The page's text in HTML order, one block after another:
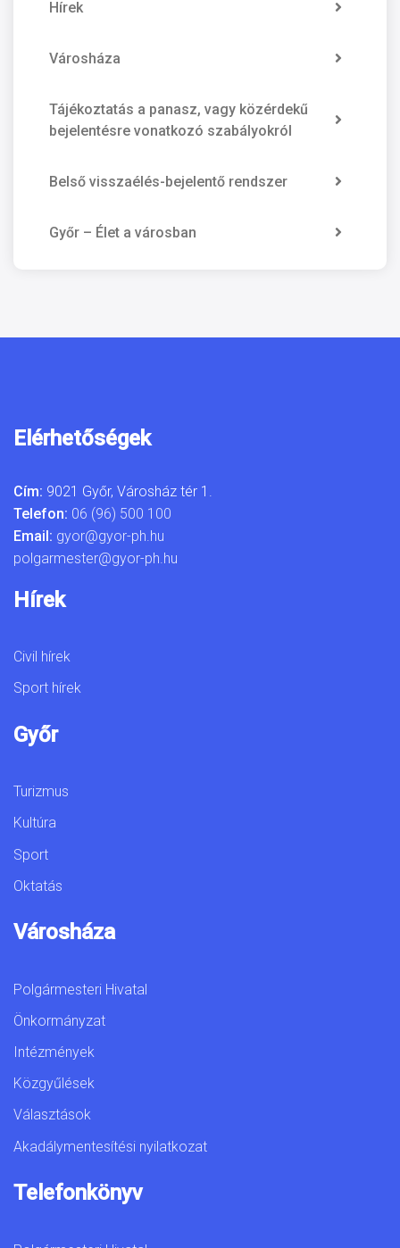
Hírek
Városháza
Tájékoztatás a panasz, vagy közérdekű
bejelentésre vonatkozó szabályokról
Belső visszaélés-bejelentő rendszer
Győr – Élet a városban
Elérhetőségek
Cím: 9021 Győr, Városház tér 1.
Telefon: 06 (96) 500 100
Email: gyor@gyor-ph.hu
polgarmester@gyor-ph.hu
Hírek
Civil hírek
Sport hírek
Győr
Turizmus
Kultúra
Sport
Oktatás
Városháza
Polgármesteri Hivatal
Önkormányzat
Intézmények
Közgyűlések
Választások
Akadálymentesítési nyilatkozat
Telefonkönyv